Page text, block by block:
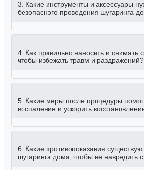
3. Какие инструменты и аксессуары
безопасного проведения шугаринга
4. Как правильно наносить и снимать
чтобы избежать травм и раздражений?
5. Какие меры после процедуры
воспаление и ускорить
6. Какие противопоказания
шугаринга дома, чтобы не навредить